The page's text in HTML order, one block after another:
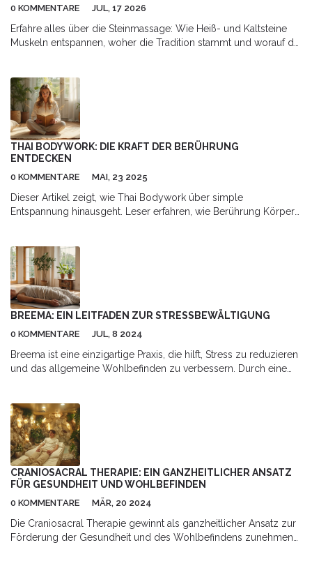
0 KOMMENTARE JUL, 17 2026
Erfahre alles über die Steinmassage: Wie Heiß- und Kaltsteine
Muskeln entspannen, woher die Tradition stammt und worauf du
THAI BODYWORK: DIE KRAFT DER BERÜHRUNG
ENTDECKEN
0 KOMMENTARE MAI, 23 2025
Dieser Artikel zeigt, wie Thai Bodywork über simple
Entspannung hinausgeht. Leser erfahren, wie Berührung Körper
der Welt der Thai-Massage bringen Licht ins Dunkel über diesen
unterschätzten Gesundheitsbooster. Ein Blick auf Traditionen,
Techniken und echte Erfahrungswerte gibt Orientierung. Wer
neugierig ist, findet viele Ideen zum Ausprobieren.
BREEMA: EIN LEITFADEN ZUR STRESSBEWÄLTIGUNG
0 KOMMENTARE JUL, 8 2024
Breema ist eine einzigartige Praxis, die hilft, Stress zu reduzieren
und das allgemeine Wohlbefinden zu verbessern. Durch eine
Stressbewältigung. In diesem Artikel erklären wir die Grundlagen
von Breema und geben wertvolle Tipps zur Integration dieser
Praxis in den Alltag.
CRANIOSACRAL THERAPIE: EIN GANZHEITLICHER ANSATZ
FÜR GESUNDHEIT UND WOHLBEFINDEN
0 KOMMENTARE MÄR, 20 2024
Die Craniosacral Therapie gewinnt als ganzheitlicher Ansatz zur
Förderung der Gesundheit und des Wohlbefindens zunehmend